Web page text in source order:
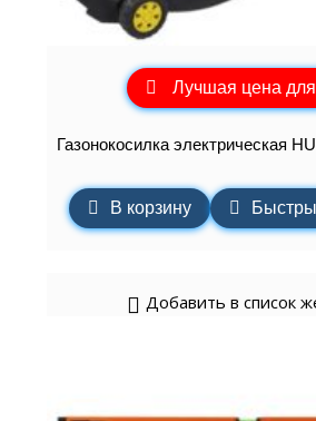
Лучшая цена
Газонокосилка электрическая
В корзину
Добавить в список